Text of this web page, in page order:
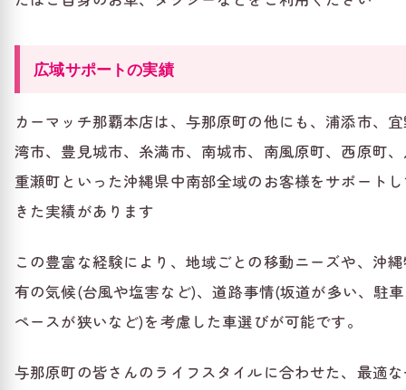
広域サポートの実績
カーマッチ那覇本店は、与那原町の他にも、浦添市、
湾市、豊見城市、糸満市、南城市、南風原町、西原町
重瀬町といった沖縄県中南部全域のお客様をサポート
きた実績があります
この豊富な経験により、地域ごとの移動ニーズや、沖
有の気候(台風や塩害など)、道路事情(坂道が多い、駐
ペースが狭いなど)を考慮した車選びが可能です。
与那原町の皆さんのライフスタイルに合わせた、最適